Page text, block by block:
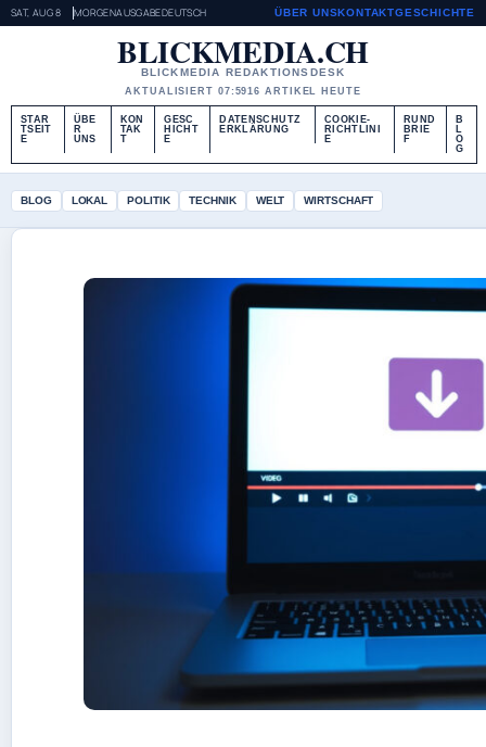
SAT, AUG 8 MORGENAUSGABEDEUTSCH ÜBER UNSKONTAKTGESCHICHTE
BLICKMEDIA.CH
BLICKMEDIA REDAKTIONSDESK
AKTUALISIERT 07:5916 ARTIKEL HEUTE
STAR
TSEIT
E
ÜBE
R
UNS
KON
TAK
T
GESC
HICHT
E
DATENSCHUTZ
ERKLÄRUNG
COOKIE-
RICHTLINI
E
RUND
BRIE
F
B
L
O
G
BLOG LOKAL POLITIK TECHNIK WELT WIRTSCHAFT